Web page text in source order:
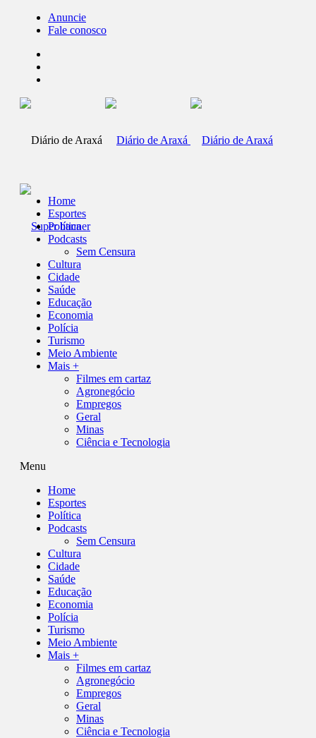
Anuncie
Fale conosco
Home
Esportes
Política
Podcasts
Sem Censura
Cultura
Cidade
Saúde
Educação
Economia
Polícia
Turismo
Meio Ambiente
Mais +
Filmes em cartaz
Agronegócio
Empregos
Geral
Minas
Ciência e Tecnologia
Menu
Home
Esportes
Política
Podcasts
Sem Censura
Cultura
Cidade
Saúde
Educação
Economia
Polícia
Turismo
Meio Ambiente
Mais +
Filmes em cartaz
Agronegócio
Empregos
Geral
Minas
Ciência e Tecnologia